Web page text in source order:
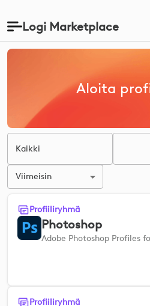
Logi Marketplace
Aloita
Kaikki
Viimeisin
Profiiliryhmä
Photoshop
Profiiliryhmä